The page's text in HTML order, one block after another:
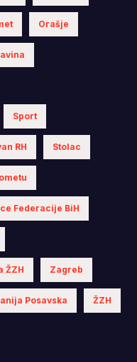
Orašje
Sport
RH Stolac
Federacije BiH
ŽZH Zagreb
Posavska ŽZH